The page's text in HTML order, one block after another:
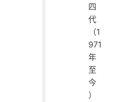
四
代
（1
971
年
至
今
）